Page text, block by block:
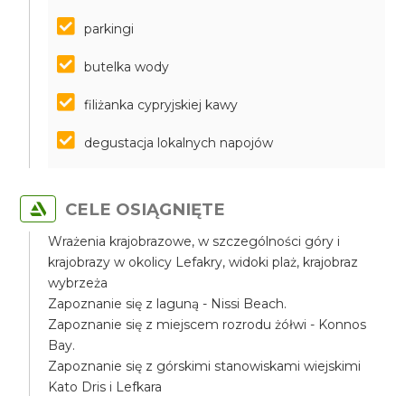
parkingi
butelka wody
filiżanka cypryjskiej kawy
degustacja lokalnych napojów
CELE OSIĄGNIĘTE
Wrażenia krajobrazowe, w szczególności góry i
krajobrazy w okolicy Lefakry, widoki plaż, krajobraz
wybrzeża
Zapoznanie się z laguną - Nissi Beach.
Zapoznanie się z miejscem rozrodu żółwi - Konnos
Bay.
Zapoznanie się z górskimi stanowiskami wiejskimi
Kato Dris i Lefkara